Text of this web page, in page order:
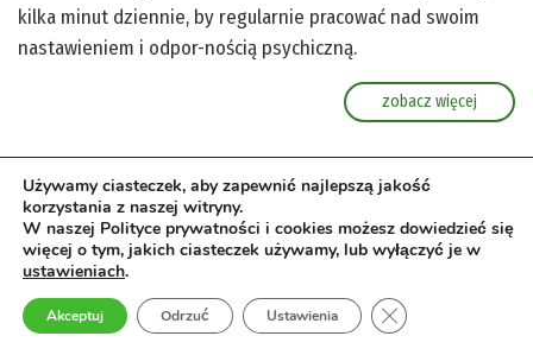
kilka minut dziennie, by regularnie pracować nad swoim
nastawieniem i odpor-nością psychiczną.
zobacz więcej
Używamy ciasteczek, aby zapewnić najlepszą jakość
korzystania z naszej witryny.
W naszej Polityce prywatności i cookies możesz dowiedzieć się
więcej o tym, jakich ciasteczek używamy, lub wyłączyć je w
ustawieniach.
Akceptuj Odrzuć Ustawienia Zamknij panel